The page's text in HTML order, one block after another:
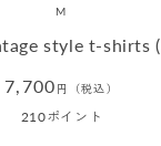
M
style t-shirts
通
常
7,700 円（税込）
210ポイント